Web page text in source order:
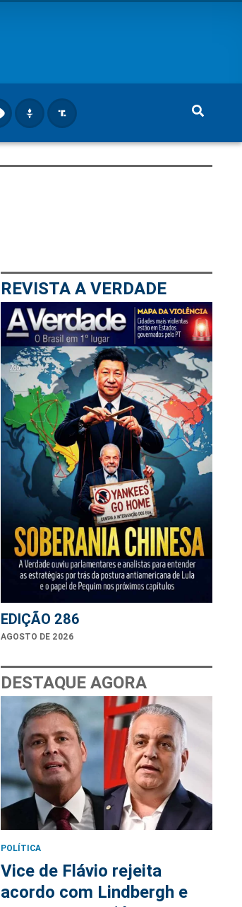
REVISTA A VERDADE
EDIÇÃO 286
AGOSTO DE 2026
DESTAQUE AGORA
POLÍTICA
Vice de Flávio rejeita
acordo com Lindbergh e